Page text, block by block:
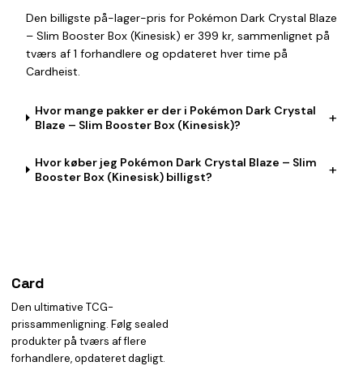
Den billigste på-lager-pris for Pokémon Dark Crystal Blaze
– Slim Booster Box (Kinesisk) er 399 kr, sammenlignet på
tværs af 1 forhandlere og opdateret hver time på
Cardheist.
Hvor mange pakker er der i Pokémon Dark Crystal
Blaze – Slim Booster Box (Kinesisk)?
+
Hvor køber jeg Pokémon Dark Crystal Blaze – Slim
Booster Box (Kinesisk) billigst?
+
Card
Den ultimative TCG-
prissammenligning. Følg sealed
produkter på tværs af flere
forhandlere, opdateret dagligt.